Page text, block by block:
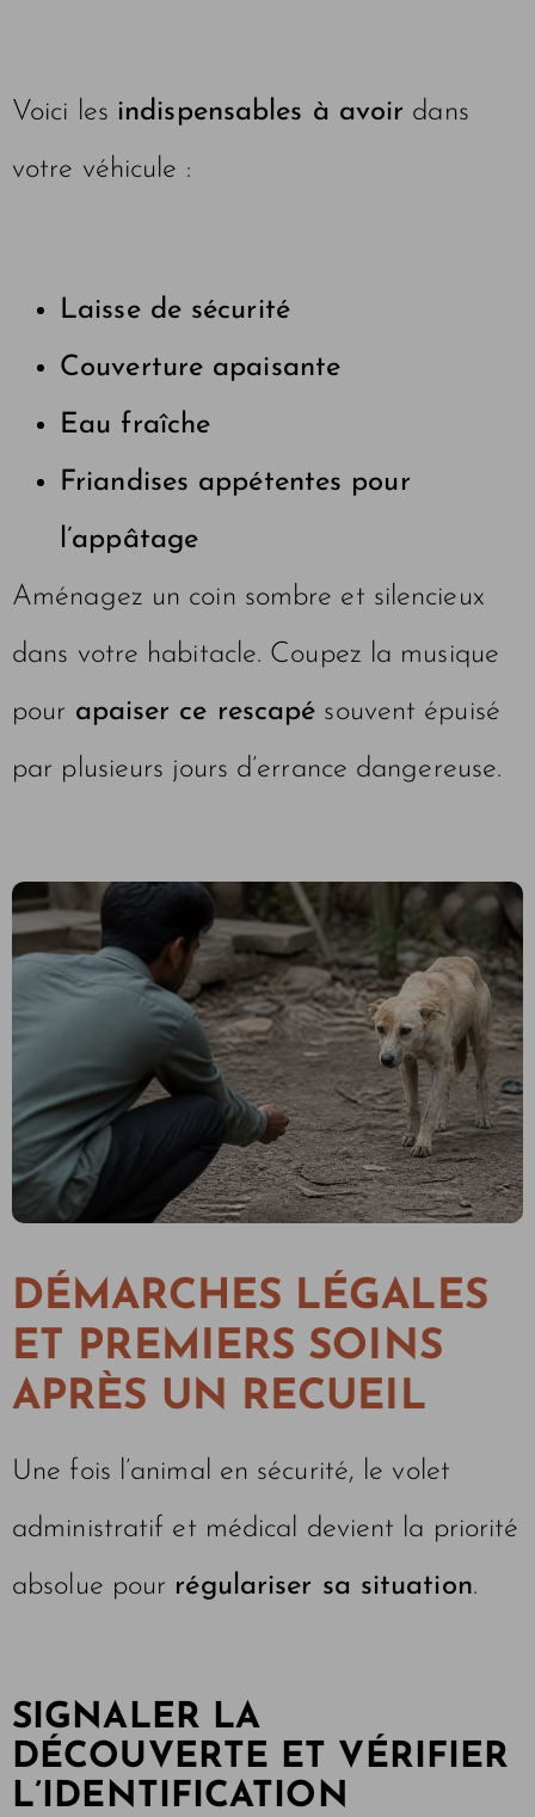
Voici les indispensables à avoir dans
votre véhicule :
Laisse de sécurité
Couverture apaisante
Eau fraîche
Friandises appétentes pour
l’appâtage
Aménagez un coin sombre et silencieux
dans votre habitacle. Coupez la musique
pour apaiser ce rescapé souvent épuisé
par plusieurs jours d’errance dangereuse.
DÉMARCHES LÉGALES
ET PREMIERS SOINS
APRÈS UN RECUEIL
Une fois l’animal en sécurité, le volet
administratif et médical devient la priorité
absolue pour régulariser sa situation.
SIGNALER LA
DÉCOUVERTE ET VÉRIFIER
L’IDENTIFICATION